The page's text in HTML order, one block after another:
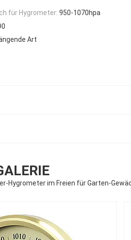
für Hygrometer: 950-1070hpa
Art
Hygrometer im Freien für Garten-